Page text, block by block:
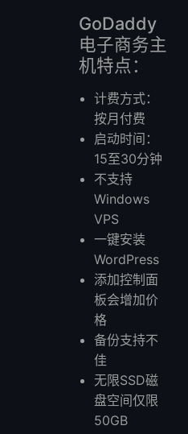
GoDaddy
电子商务主
机特点：
计费方式：
按月付费
启动时间：
15至30分钟
不支持
Windows
VPS
一键安装
WordPress
添加控制面
板会增加价
格
备份支持不
佳
无限SSD磁
盘空间仅限
50GB